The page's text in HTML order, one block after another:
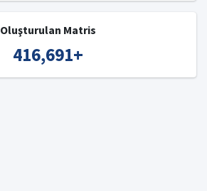
Oluşturulan Matris
416,691+